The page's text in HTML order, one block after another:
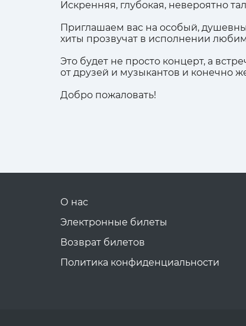
Искренняя, глубокая, невероятно
Приглашаем вас на особый,
хиты прозвучат в исполнении
Это будет не просто концерт, а
от друзей и музыкантов и конечно
Добро пожаловать!
О нас
Электронные билеты
Возврат билетов
Политика конфиденциальности